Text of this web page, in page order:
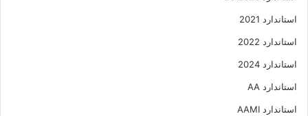
استاندارد 2021
استاندارد 2022
استاندارد 2024
استاندارد AA
استاندارد AAMI